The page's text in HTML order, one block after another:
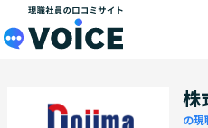
メインコンテンツにスキップ
株
の現